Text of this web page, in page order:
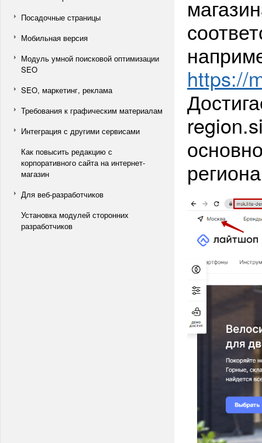
Посадочные страницы
Мобильная версия
Модуль умной поисковой оптимизации
SEO
SEO, маркетинг, реклама
Требования к графическим материалам
Интеграция с другими сервисами
Как повысить редакцию с
корпоративного сайта на интернет-
магазин
Для веб-разработчиков
Установка модулей сторонних
разработчиков
https://